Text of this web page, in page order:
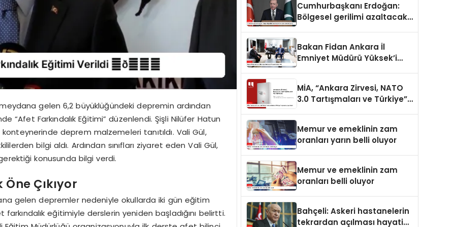
gelen 6,2 büyüklüğündeki depremin ardından
“Afet Farkındalık Eğitimi” düzenlendi. Şişli Nilüfer Hatun
deprem malzemeleri tanıtıldı. Vali Gül,
bilgi aldı. Ardından sınıfları ziyaret eden Vali Gül,
konusunda bilgi verdi.
Çıkıyor
gelen depremler nedeniyle okullarda iki gün eğitim
eğitimiyle derslerin yeniden başladığını belirtti.
Cumhurbaşkanı Erdoğan:
Bölgesel gerilimi azaltacak
Bakan Fidan Ankara İl
Emniyet Müdürü Yüksek’i
MİA, “Ankara Zirvesi, NATO
3.0 Tartışmaları ve Türkiye”
Memur ve emeklinin zam
oranları yarın belli oluyor
Memur ve emeklinin zam
oranları belli oluyor
Bahçeli: Askeri hastanelerin
tekrardan açılması hayati